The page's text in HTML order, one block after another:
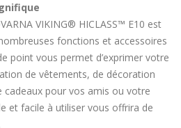
VIKING® HICLASS™ E10 est
fonctions et accessoires
point vous permet d’exprimer votre
de vêtements, de décoration
cadeaux pour vos amis ou votre
et facile à utiliser vous offrira de